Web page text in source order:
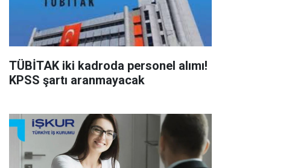
TÜBİTAK iki kadroda personel alımı!
KPSS şartı aranmayacak